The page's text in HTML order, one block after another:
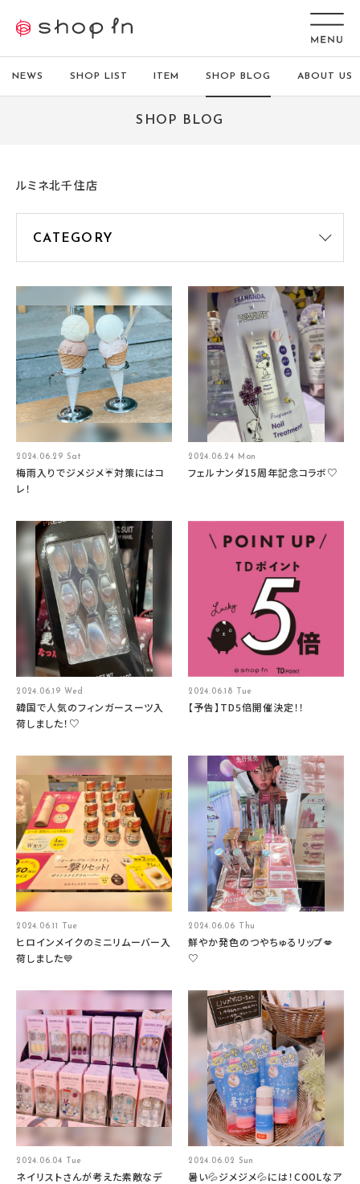
NEWS SHOP LIST ITEM SHOP BLOG ABOUT US
SHOP BLOG
ルミネ北千住店
2024.06.29 Sat
梅雨入りでジメジメ☔対策にはコ
レ！
2024.06.24 Mon
フェルナンダ15周年記念コラボ♡
2024.06.19 Wed
韓国で人気のフィンガースーツ入
荷しました！♡
2024.06.18 Tue
【予告】TD5倍開催決定！！
2024.06.11 Tue
ヒロインメイクのミニリムーバー入
荷しました💙
2024.06.06 Thu
鮮やか発色のつやちゅるリップ💋
♡
2024.06.04 Tue
ネイリストさんが考えた素敵なデ
2024.06.02 Sun
暑い💦ジメジメ💦には！COOLなア